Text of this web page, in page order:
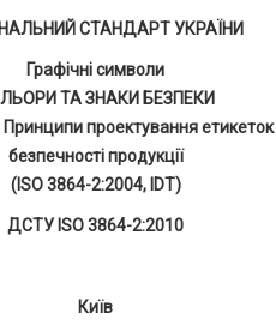
СТАНДАРТ УКРАЇНИ
Графічні символи
ТА ЗНАКИ БЕЗПЕКИ
Принципи проектування етикеток
безпечності продукції
(ISO 3864-2:2004, IDТ)
ДСТУ ISO 3864-2:2010
Київ